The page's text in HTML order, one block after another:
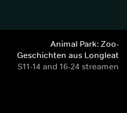
Animal Park: Zoo-
Geschichten aus Longleat
S11-14 and 16-24 streamen